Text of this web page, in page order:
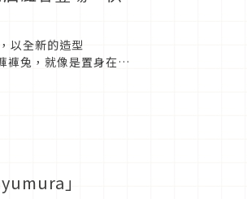
以全新的造型
褲兔，就像是置身在一
」